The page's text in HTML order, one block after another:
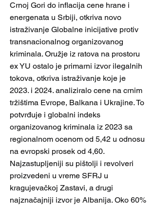
Crnoj Gori do inflacija cene hrane i
energenata u Srbiji, otkriva novo
istraživanje Globalne inicijative protiv
transnacionalnog organizovanog
kriminala. Oružje iz ratova na prostoru
ex YU ostalo je primarni izvor ilegalnih
tokova, otkriva istraživanje koje je
2023. i 2024. analiziralo cene na crnim
tržištima Evrope, Balkana i Ukrajine. To
potvrđuje i globalni indeks
organizovanog kriminala iz 2023 sa
regionalnom ocenom od 5,42 u odnosu
na evropski prosek od 4,60.
Najzastupljeniji su pištolji i revolveri
proizvedeni u vreme SFRJ u
kragujevačkoj Zastavi, a drugi
najznačajniji izvor je Albanija. Oko 60%